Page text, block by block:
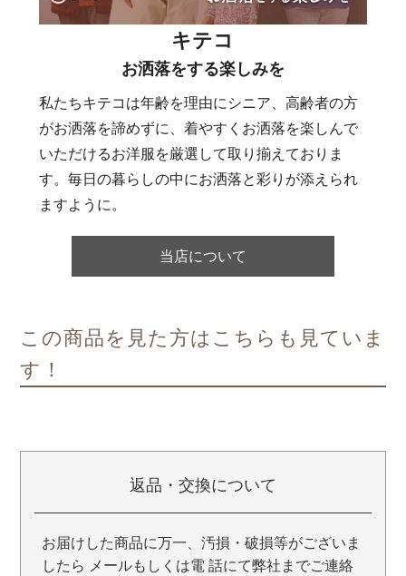
キテコ
お洒落をする楽しみを
私たちキテコは年齢を理由にシニア、高齢者の方
がお洒落を諦めずに、着やすくお洒落を楽しんで
いただけるお洋服を厳選して取り揃えておりま
す。毎日の暮らしの中にお洒落と彩りが添えられ
ますように。
当店について
この商品を見た方はこちらも見ていま
す！
返品・交換について
お届けした商品に万一、汚損・破損等がございま
したら メールもしくは電 話にて弊社までご連絡